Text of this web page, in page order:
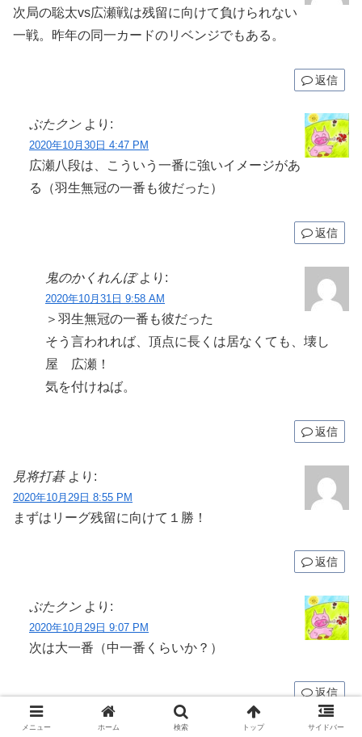
次局の聡太vs広瀬戦は残留に向けて負けられない
一戦。昨年の同一カードのリベンジでもある。
返信
ぶたクン より:
2020年10月30日 4:47 PM
広瀬八段は、こういう一番に強いイメージがあ
る（羽生無冠の一番も彼だった）
返信
鬼のかくれんぼ より:
2020年10月31日 9:58 AM
＞羽生無冠の一番も彼だった
そう言われれば、頂点に長くは居なくても、壊し
屋 広瀬！
気を付けねば。
返信
見将打碁 より:
2020年10月29日 8:55 PM
まずはリーグ残留に向けて１勝！
返信
ぶたクン より:
2020年10月29日 9:07 PM
次は大一番（中一番くらいか？）
返信
メニュー ホーム 検索 トップ サイドバー